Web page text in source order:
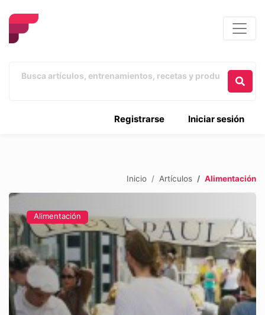
Iniciar sesión
Registrarse
Inicio Artículos Alimentación
Alimentación